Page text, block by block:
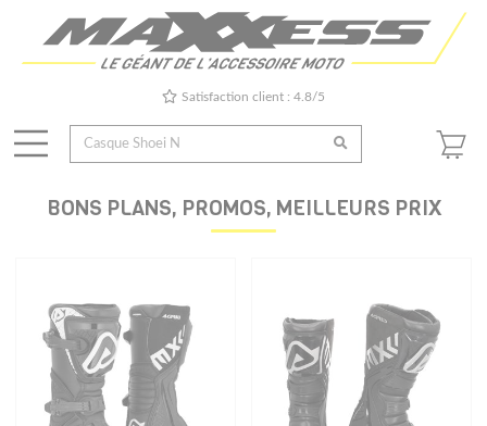
Satisfaction client : 4.8/5
BONS PLANS, PROMOS, MEILLEURS PRIX